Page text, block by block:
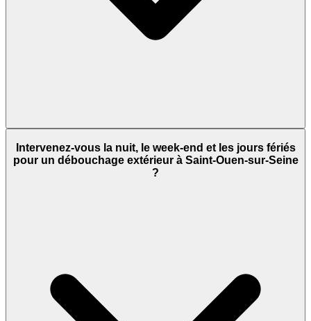
Intervenez-vous la nuit, le week-end et les jours fériés
pour un débouchage extérieur à Saint-Ouen-sur-Seine
?